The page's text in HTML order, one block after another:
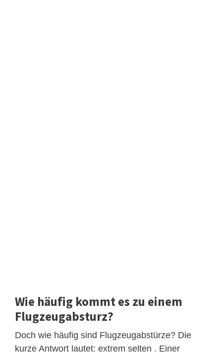
Wie häufig kommt es zu einem
Flugzeugabsturz?
Doch wie häufig sind Flugzeugabstürze? Die
kurze Antwort lautet: extrem selten . Einer